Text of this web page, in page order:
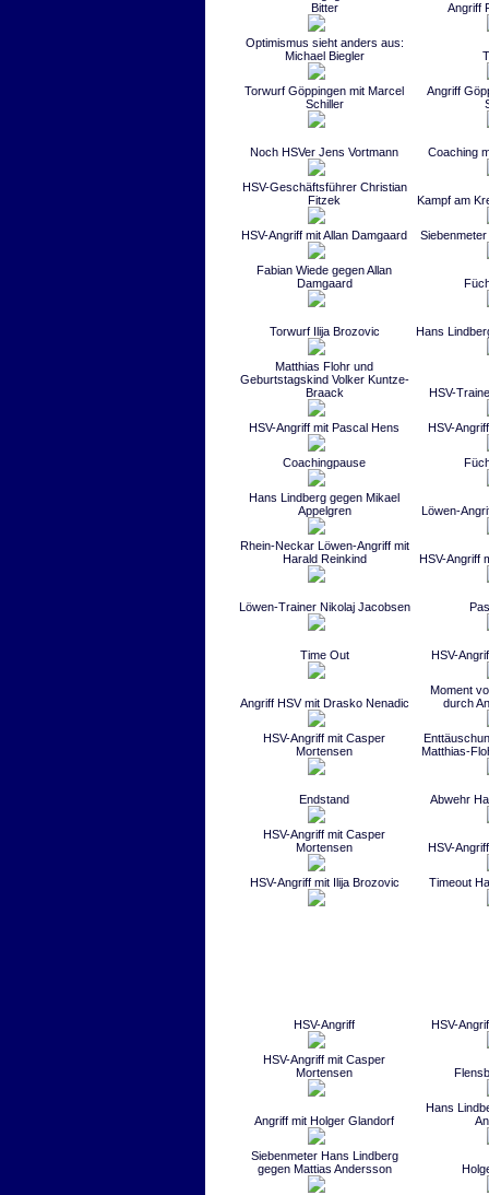
Bitter
Angriff
Optimismus sieht anders aus:
Michael Biegler
Torwurf Göppingen mit Marcel
Schiller
Angriff
Noch HSVer Jens Vortmann Coaching
HSV-Geschäftsführer Christian
Fitzek
Kampf am
HSV-Angriff mit Allan Damgaard
Fabian Wiede gegen Allan
Damgaard
Torwurf Ilija Brozovic Hans
Matthias Flohr und
Geburtstagskind Volker Kuntze-
Braack
HSV-
HSV-Angriff mit Pascal Hens HSV-
Coachingpause
Hans Lindberg gegen Mikael
Appelgren
Löwen-
Rhein-Neckar Löwen-Angriff mit
Harald Reinkind
HSV-Angriff
Löwen-Trainer Nikolaj Jacobsen
Time Out HSV-
Angriff HSV mit Drasko Nenadic
Moment
durch
HSV-Angriff mit Casper
Mortensen
Matthias-
Endstand Abwehr
HSV-Angriff mit Casper
Mortensen
HSV-
HSV-Angriff mit Ilija Brozovic Timeout
HSV-Angriff HSV-
HSV-Angriff mit Casper
Mortensen
Angriff mit Holger Glandorf
Hans
Siebenmeter Hans Lindberg
gegen Mattias Andersson